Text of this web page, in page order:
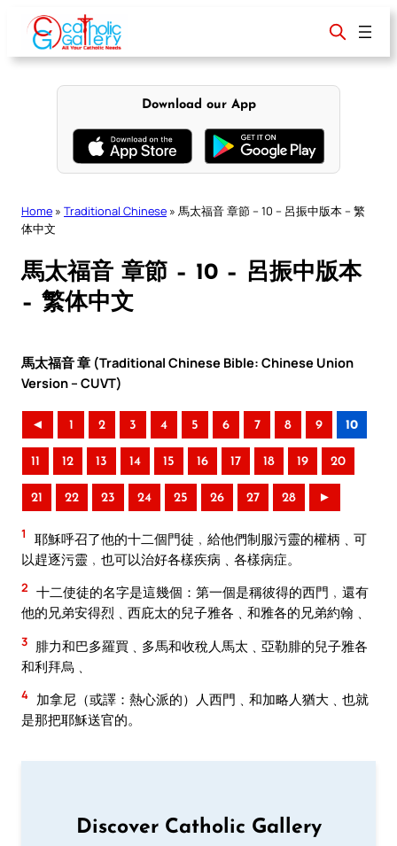
content
Download our App
Home » Traditional Chinese » 馬太福音 章節 – 10 – 呂振中版本 – 繁
体中文
馬太福音 章節 – 10 – 呂振中版本
– 繁体中文
馬太福音 章 (Traditional Chinese Bible: Chinese Union
Version – CUVT)
◄ 1 2 3 4 5 6 7 8 9 10
11 12 13 14 15 16 17 18 19 20
21 22 23 24 25 26 27 28 ►
1
耶穌呼召了他的十二個門徒﹐給他們制服污靈的權柄﹑可
以趕逐污靈﹐也可以治好各樣疾病﹑各樣病症。
2 十二使徒的名字是這幾個：第一個是稱彼得的西門﹐還有
他的兄弟安得烈﹑西庇太的兒子雅各﹑和雅各的兄弟約翰﹑
3 腓力和巴多羅買﹑多馬和收稅人馬太﹑亞勒腓的兒子雅各
和利拜烏﹑
4 加拿尼（或譯：熱心派的）人西門﹑和加略人猶大﹑也就
是那把耶穌送官的。
Discover Catholic Gallery